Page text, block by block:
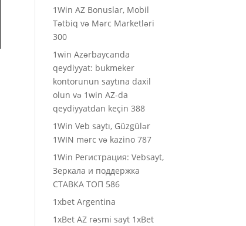
1Win AZ Bonuslar, Mobil
Tətbiq və Mərc Marketləri
300
1win Azərbaycanda
qeydiyyat: bukmeker
kontorunun saytına daxil
olun və 1win AZ-da
qeydiyyatdan keçin 388
1Win Veb saytı, Güzgülər
1WIN mərc və kazino 787
1Win Регистрация: Vebsayt,
Зеркала и поддержка
СТАВКА ТОП 586
1xbet Argentina
1xBet AZ rəsmi sayt 1xBet